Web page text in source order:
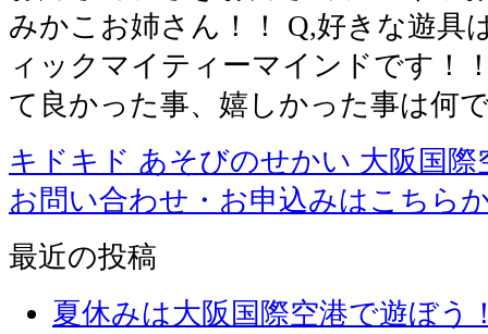
みかこお姉さん！！ Q,好きな遊具
ィックマイティーマインドです！
て良かった事、嬉しかった事は何
キドキド あそびのせかい 大阪国際
お問い合わせ・お申込みはこちら
最近の投稿
夏休みは大阪国際空港で遊ぼう